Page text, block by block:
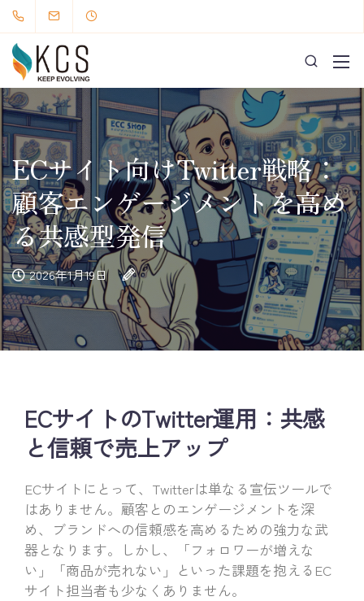
ECサイト向けTwitter戦略：
顧客エンゲージメントを高め
る共感型発信
2026年1月19日
ECサイトのTwitter運用：共感
と信頼で売上アップ
ECサイトにとって、Twitterは単なる宣伝ツールで
はありません。顧客とのエンゲージメントを深
め、ブランドへの信頼感を高めるための強力な武
器となります。しかし、「フォロワーが増えな
い」「商品が売れない」といった課題を抱えるEC
サイト担当者も少なくありません。